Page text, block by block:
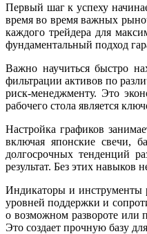
Первый шаг к успеху
время во время важных
каждого трейдера для
фундаментальный подход
Важно научиться быстро
фильтрации активов по
риск-менеджменту. Это
рабочего стола является
Настройка графиков
включая японские свечи,
долгосрочных тенденций
результат. Без этих
Индикаторы и инструменты
уровней поддержки и
о возможном развороте или
Это создает прочную базу